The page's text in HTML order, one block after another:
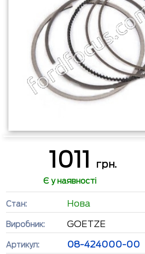
1011 грн.
Є у наявності
Стан: Нова
Виробник: GOETZE
Артикул: 08-424000-00